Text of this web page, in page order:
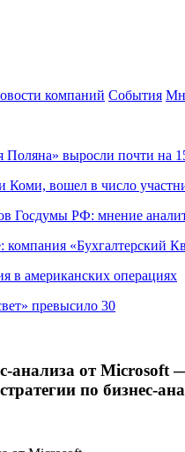
компаний События
Поляна» выросли почти на
вошел в число
Госдумы РФ: мнение
компания «Бухгалтерский
в американских операциях
превысило 30
анализа от
по бизнес-